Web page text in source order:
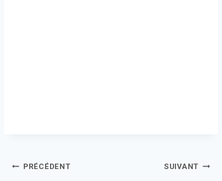
Navigation
PRÉCÉDENT SUIVANT